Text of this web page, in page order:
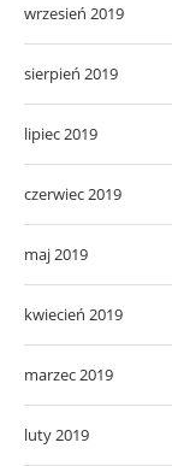
wrzesień 2019
sierpień 2019
lipiec 2019
czerwiec 2019
maj 2019
kwiecień 2019
marzec 2019
luty 2019